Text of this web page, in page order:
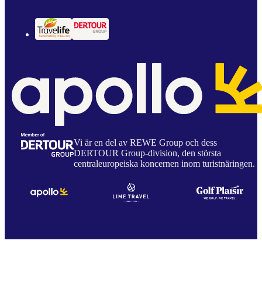
Vi är en del av REWE Group och dess
DERTOUR Group-division, den största
centraleuropeiska koncernen inom turistnäringen.